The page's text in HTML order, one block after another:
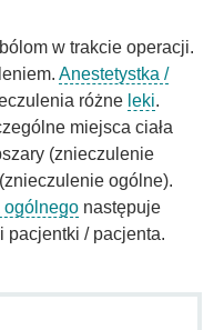
w trakcie operacji.
Anestetystka /
różne leki.
miejsca ciała
(znieczulenie
ogólne).
następuje
pacjentki / pacjenta.